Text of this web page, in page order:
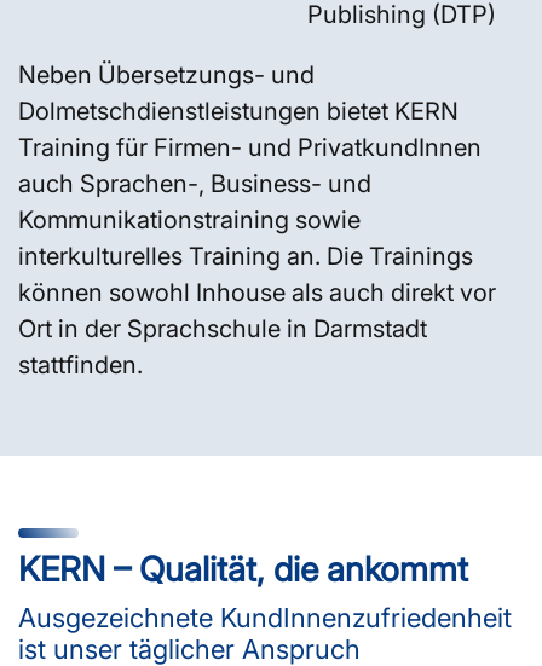
Publishing (DTP)
Neben Übersetzungs- und
Dolmetschdienstleistungen bietet KERN
Training für Firmen- und PrivatkundInnen
auch Sprachen-, Business- und
Kommunikationstraining sowie
interkulturelles Training an. Die Trainings
können sowohl Inhouse als auch direkt vor
Ort in der Sprachschule in Darmstadt
stattfinden.
KERN – Qualität, die ankommt
Ausgezeichnete KundInnenzufriedenheit
ist unser täglicher Anspruch